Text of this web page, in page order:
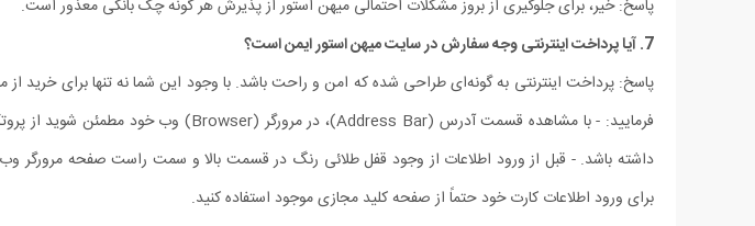
پاسخ: خیر، برای جلوگیری از بروز مشکلات احتمالی میهن استور از پذیرش هر گونه چک بانکی معذور است.
7. آیا پرداخت اینترنتی وجه سفارش در سایت میهن استور ایمن است؟
پاسخ: پرداخت اینترنتی به گونه‏‌ای طراحی شده که امن و راحت باشد. با وجود این شما نه تنها برای خرید از
داشته باشد. - قبل از ورود اطلاعات از وجود قفل طلائی رنگ در قسمت بالا و سمت راست صفحه مرورگر
برای ورود اطلاعات کارت خود حتماً از صفحه کلید مجازی موجود استفاده کنید.